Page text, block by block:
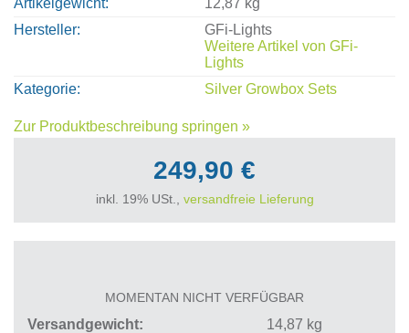
Artikelgewicht
12,87 kg
Hersteller
GFi-Lights
Weitere Artikel von GFi-
Lights
Kategorie
Silver Growbox Sets
Zur Produktbeschreibung springen »
249,90 €
inkl. 19% USt., versandfreie Lieferung
MOMENTAN NICHT VERFÜGBAR
Versandgewicht 14,87 kg